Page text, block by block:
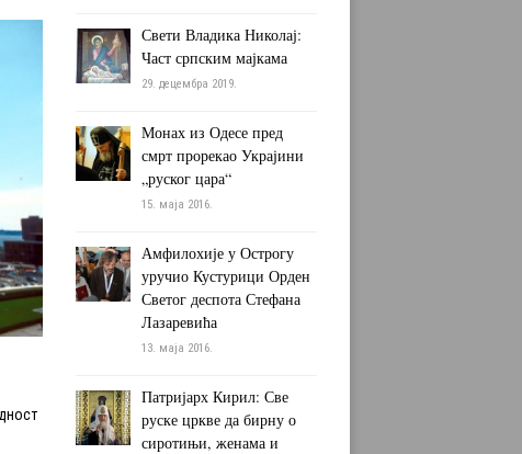
Свети Владика Николај:
Част српским мајкама
29. децембра 2019.
Монах из Одесе пред
смрт прорекао Украјини
„руског цара“
15. маја 2016.
Амфилохије у Острогу
уручио Кустурици Орден
Светог деспота Стефана
Лазаревића
13. маја 2016.
Патријарх Кирил: Све
руске цркве да бирну о
сиротињи, женама и